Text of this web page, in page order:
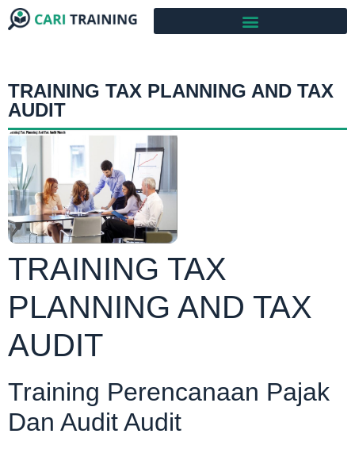
TRAINING TAX PLANNING AND TAX
AUDIT
TRAINING TAX
PLANNING AND TAX
AUDIT
Training Perencanaan Pajak
Dan Audit Audit